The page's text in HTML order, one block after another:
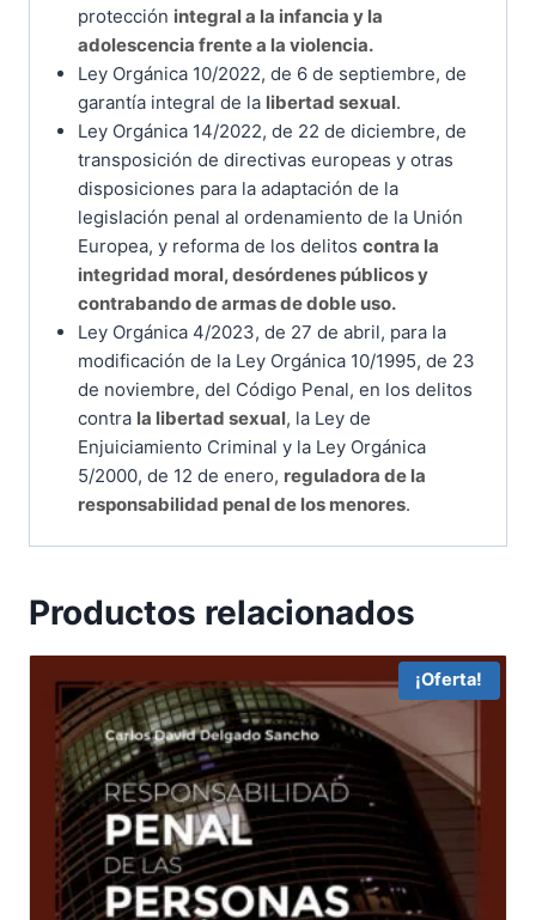
protección integral a la infancia y la
adolescencia frente a la violencia.
Ley Orgánica 10/2022, de 6 de septiembre, de
garantía integral de la libertad sexual.
Ley Orgánica 14/2022, de 22 de diciembre, de
transposición de directivas europeas y otras
disposiciones para la adaptación de la
legislación penal al ordenamiento de la Unión
Europea, y reforma de los delitos contra la
integridad moral, desórdenes públicos y
contrabando de armas de doble uso.
Ley Orgánica 4/2023, de 27 de abril, para la
modificación de la Ley Orgánica 10/1995, de 23
de noviembre, del Código Penal, en los delitos
contra la libertad sexual, la Ley de
Enjuiciamiento Criminal y la Ley Orgánica
5/2000, de 12 de enero, reguladora de la
responsabilidad penal de los menores.
Productos relacionados
¡Oferta!